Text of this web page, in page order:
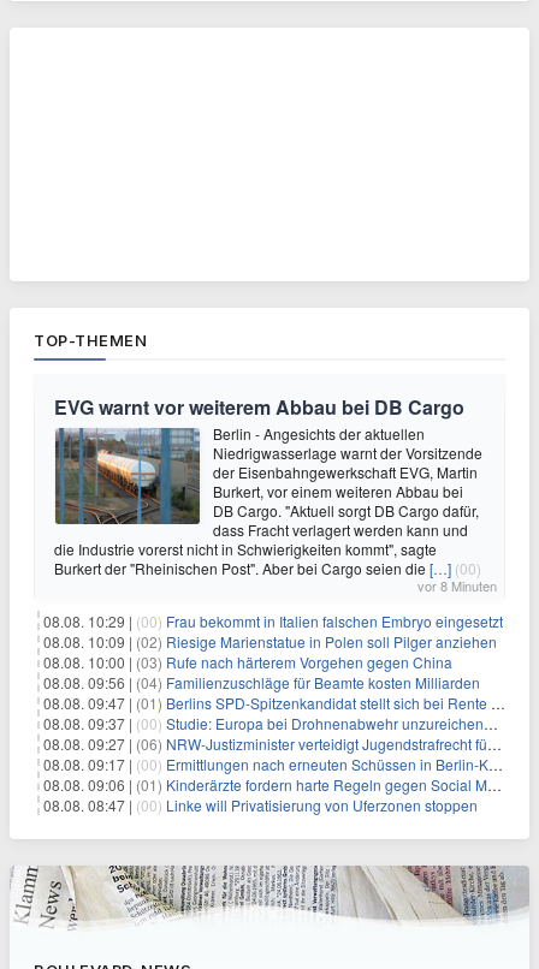
TOP-THEMEN
EVG warnt vor weiterem Abbau bei DB Cargo
Berlin - Angesichts der aktuellen
Niedrigwasserlage warnt der Vorsitzende
der Eisenbahngewerkschaft EVG, Martin
Burkert, vor einem weiteren Abbau bei
DB Cargo. "Aktuell sorgt DB Cargo dafür,
dass Fracht verlagert werden kann und
die Industrie vorerst nicht in Schwierigkeiten kommt", sagte
Burkert der "Rheinischen Post". Aber bei Cargo seien die […] (00)
vor 8 Minuten
08.08. 10:29 | (00) Frau bekommt in Italien falschen Embryo eingesetzt
08.08. 10:09 | (02) Riesige Marienstatue in Polen soll Pilger anziehen
08.08. 10:00 | (03) Rufe nach härterem Vorgehen gegen China
08.08. 09:56 | (04) Familienzuschläge für Beamte kosten Milliarden
08.08. 09:47 | (01) Berlins SPD-Spitzenkandidat stellt sich bei Rente mit 63 quer
08.08. 09:37 | (00) Studie: Europa bei Drohnenabwehr unzureichend vorbereitet
08.08. 09:27 | (06) NRW-Justizminister verteidigt Jugendstrafrecht für Heranwachsende
08.08. 09:17 | (00) Ermittlungen nach erneuten Schüssen in Berlin-Kreuzberg dauern an
08.08. 09:06 | (01) Kinderärzte fordern harte Regeln gegen Social Media
08.08. 08:47 | (00) Linke will Privatisierung von Uferzonen stoppen